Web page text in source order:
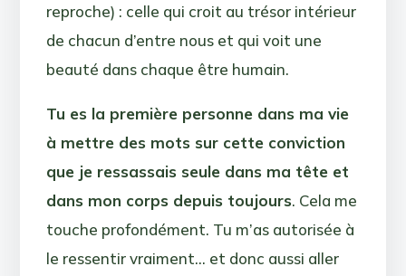
reproche) : celle qui croit au trésor intérieur
de chacun d’entre nous et qui voit une
beauté dans chaque être humain.
Tu es la première personne dans ma vie
à mettre des mots sur cette conviction
que je ressassais seule dans ma tête et
dans mon corps depuis toujours. Cela me
touche profondément. Tu m’as autorisée à
le ressentir vraiment… et donc aussi aller